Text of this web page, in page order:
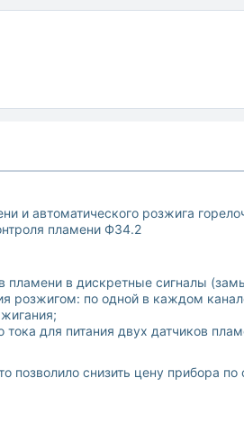
и автоматического розжига
пламени Ф34.2
пламени в дискретные сигналы
по одной в каждом
для питания двух датчиков
позволило снизить цену прибора